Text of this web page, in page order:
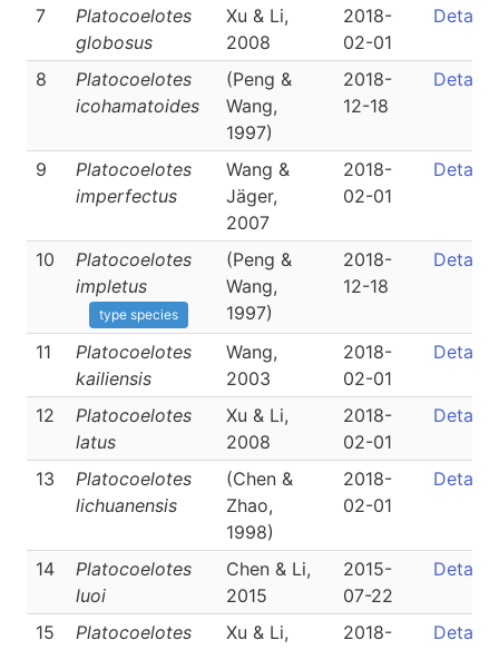
7
Platocoelotes
globosus
Xu & Li,
2008
2018-
02-01
Detail
8
Platocoelotes
icohamatoides
(Peng &
Wang,
1997)
2018-
12-18
Detail
9
Platocoelotes
imperfectus
Wang &
Jäger,
2007
2018-
02-01
Detail
10
Platocoelotes
impletus
type species
(Peng &
Wang,
1997)
2018-
12-18
Detail
11
Platocoelotes
kailiensis
Wang,
2003
2018-
02-01
Detail
12
Platocoelotes
latus
Xu & Li,
2008
2018-
02-01
Detail
13
Platocoelotes
lichuanensis
(Chen &
Zhao,
1998)
2018-
02-01
Detail
14
Platocoelotes
luoi
Chen & Li,
2015
2015-
07-22
Detail
15
Platocoelotes
Xu & Li,
2018-
Detail